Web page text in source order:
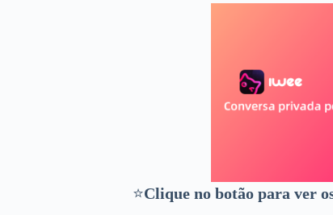
⭐Clique no botão para ver